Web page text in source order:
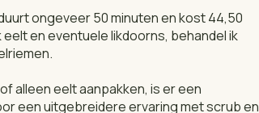
ongeveer 50 minuten en kost 44,50
en eventuele likdoorns, behandel ik
alleen eelt aanpakken, is er een
een uitgebreidere ervaring met scrub en